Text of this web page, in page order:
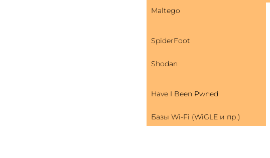
Maltego
SpiderFoot
Shodan
Have I Been Pwned
Базы Wi-Fi (WiGLE и пр.)